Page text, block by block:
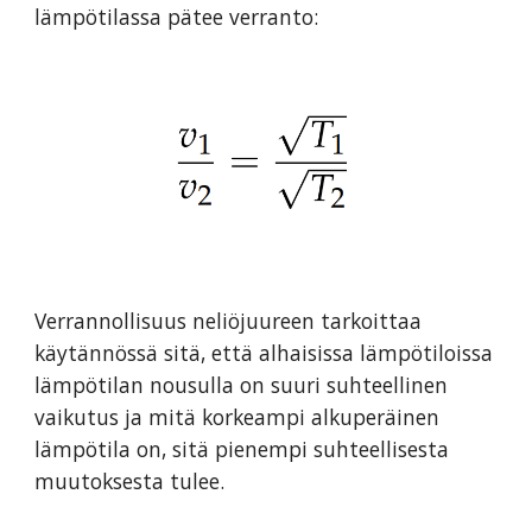
lämpötilassa pätee verranto:
Verrannollisuus neliöjuureen tarkoittaa
käytännössä sitä, että alhaisissa lämpötiloissa
lämpötilan nousulla on suuri suhteellinen
vaikutus ja mitä korkeampi alkuperäinen
lämpötila on, sitä pienempi suhteellisesta
muutoksesta tulee.